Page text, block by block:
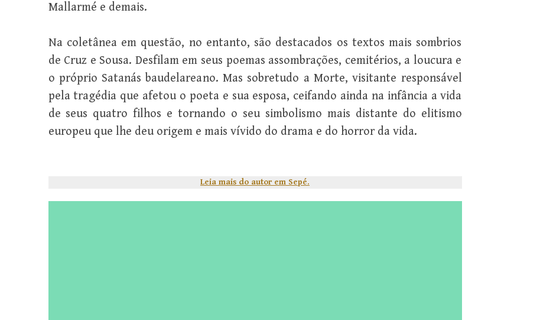
Mallarmé e demais.
Na coletânea em questão, no entanto, são destacados os textos mais sombrios
de Cruz e Sousa. Desfilam em seus poemas assombrações, cemitérios, a loucura e
o próprio Satanás baudelareano. Mas sobretudo a Morte, visitante responsável
pela tragédia que afetou o poeta e sua esposa, ceifando ainda na infância a vida
de seus quatro filhos e tornando o seu simbolismo mais distante do elitismo
europeu que lhe deu origem e mais vívido do drama e do horror da vida.
Leia mais do autor em Sepé.